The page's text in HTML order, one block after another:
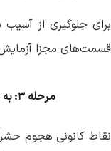
برای جلوگیری از
قسمت‌های مجزا
مرحله ۳:
نقاط کانونی هجوم